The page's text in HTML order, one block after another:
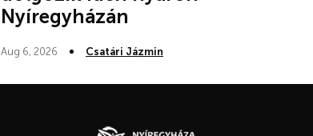
Nyíregyházán
Aug 6, 2026 Csatári Jázmin